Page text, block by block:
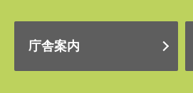
庁舎案内